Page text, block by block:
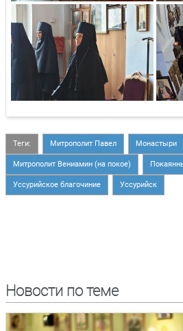
Теги: Митрополит Павел Монастыри
Митрополит Вениамин (на покое)
Уссурийское благочиние Уссурийск
Новости по теме